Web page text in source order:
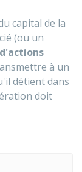
capital de la
(ou un
à un
détient dans
doit